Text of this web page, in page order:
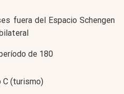
fuera del Espacio Schengen
de 180
C (turismo)